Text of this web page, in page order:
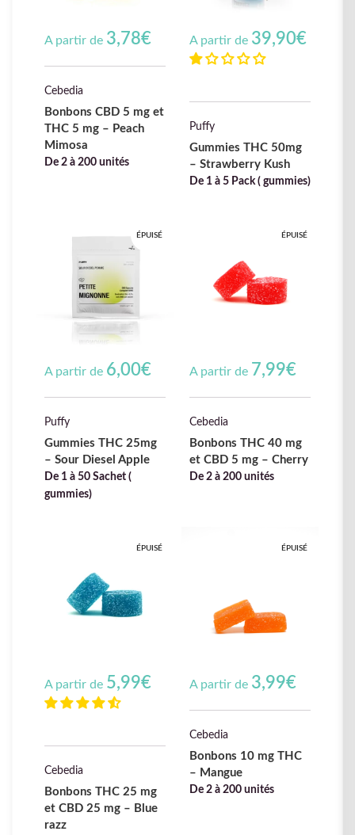
A partir de 3,78€
Cebedia
Bonbons CBD 5 mg et
THC 5 mg – Peach
Mimosa
De 2 à 200 unités
A partir de 39,90€
Puffy
Gummies THC 50mg
– Strawberry Kush
De 1 à 5 Pack ( gummies)
ÉPUISÉ
A partir de 6,00€
Puffy
Gummies THC 25mg
– Sour Diesel Apple
De 1 à 50 Sachet (
gummies)
ÉPUISÉ
A partir de 7,99€
Cebedia
Bonbons THC 40 mg
et CBD 5 mg – Cherry
De 2 à 200 unités
ÉPUISÉ
A partir de 5,99€
Cebedia
Bonbons THC 25 mg
et CBD 25 mg – Blue
razz
ÉPUISÉ
A partir de 3,99€
Cebedia
Bonbons 10 mg THC
– Mangue
De 2 à 200 unités